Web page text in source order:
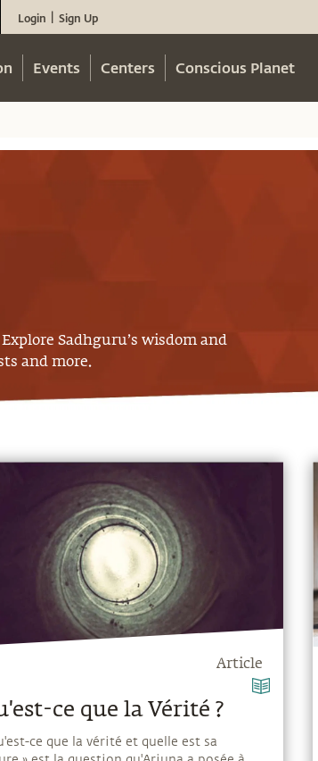
Login Sign Up
Events Centers Conscious Planet
Explore Sadhguru’s wisdom and
and more.
Article
ce que la Vérité ?
ce que la vérité et quelle est sa